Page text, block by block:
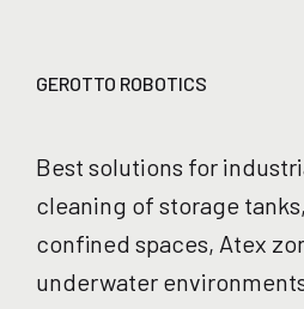
GEROTTO ROBOTICS
Best solutions for
cleaning of storage
confined spaces, Atex
underwater